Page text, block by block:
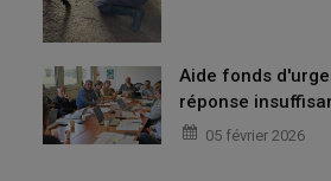
Aide fonds
réponse
05 février 2026